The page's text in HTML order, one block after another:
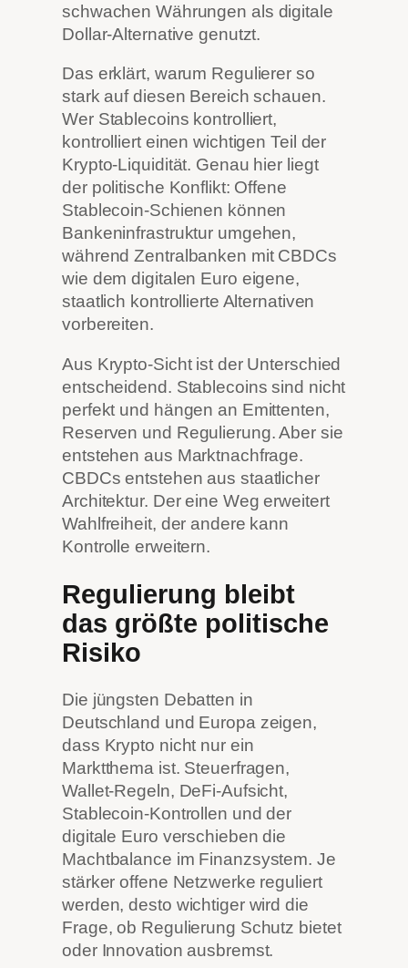
schwachen Währungen als digitale
Dollar-Alternative genutzt.
Das erklärt, warum Regulierer so
stark auf diesen Bereich schauen.
Wer Stablecoins kontrolliert,
kontrolliert einen wichtigen Teil der
Krypto-Liquidität. Genau hier liegt
der politische Konflikt: Offene
Stablecoin-Schienen können
Bankeninfrastruktur umgehen,
während Zentralbanken mit CBDCs
wie dem digitalen Euro eigene,
staatlich kontrollierte Alternativen
vorbereiten.
Aus Krypto-Sicht ist der Unterschied
entscheidend. Stablecoins sind nicht
perfekt und hängen an Emittenten,
Reserven und Regulierung. Aber sie
entstehen aus Marktnachfrage.
CBDCs entstehen aus staatlicher
Architektur. Der eine Weg erweitert
Wahlfreiheit, der andere kann
Kontrolle erweitern.
Regulierung bleibt
das größte politische
Risiko
Die jüngsten Debatten in
Deutschland und Europa zeigen,
dass Krypto nicht nur ein
Marktthema ist. Steuerfragen,
Wallet-Regeln, DeFi-Aufsicht,
Stablecoin-Kontrollen und der
digitale Euro verschieben die
Machtbalance im Finanzsystem. Je
stärker offene Netzwerke reguliert
werden, desto wichtiger wird die
Frage, ob Regulierung Schutz bietet
oder Innovation ausbremst.